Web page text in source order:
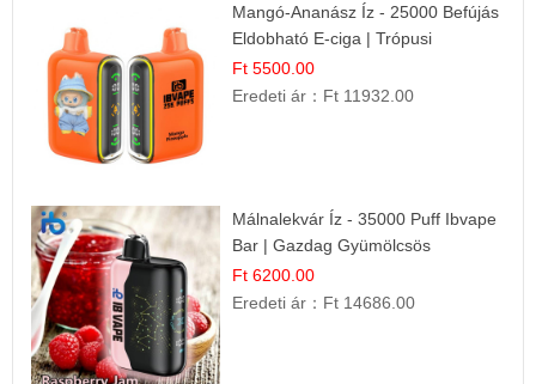
Mangó-Ananász Íz - 25000 Befújás
Eldobható E-ciga | Trópusi
Gyümölcs Élmény!
Ft 5500.00
Eredeti ár： Ft 11932.00
Málnalekvár Íz - 35000 Puff Ibvape
Bar | Gazdag Gyümölcsös
Ízélmény!
Ft 6200.00
Eredeti ár： Ft 14686.00